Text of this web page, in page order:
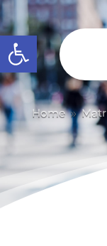
Abrir barra de
Home 9